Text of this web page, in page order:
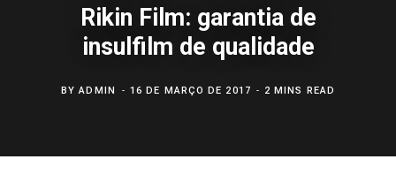
Rikin Film: garantia de
insulfilm de qualidade
BYADMIN 16 DE MARÇO DE 2017 2 MINS READ